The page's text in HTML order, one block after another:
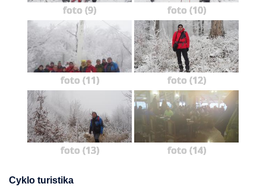
foto (9) foto (10)
foto (11) foto (12)
foto (13) foto (14)
Cyklo turistika